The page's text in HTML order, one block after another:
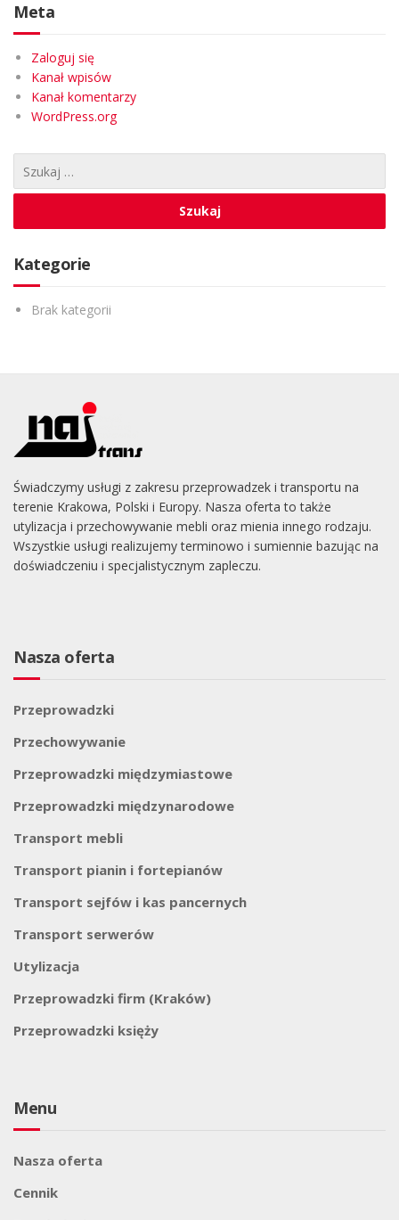
Meta
Zaloguj się
Kanał wpisów
Kanał komentarzy
WordPress.org
Kategorie
Brak kategorii
Świadczymy usługi z zakresu przeprowadzek i transportu na
terenie Krakowa, Polski i Europy. Nasza oferta to także
utylizacja i przechowywanie mebli oraz mienia innego rodzaju.
Wszystkie usługi realizujemy terminowo i sumiennie bazując na
doświadczeniu i specjalistycznym zapleczu.
Nasza oferta
Przeprowadzki
Przechowywanie
Przeprowadzki międzymiastowe
Przeprowadzki międzynarodowe
Transport mebli
Transport pianin i fortepianów
Transport sejfów i kas pancernych
Transport serwerów
Utylizacja
Przeprowadzki firm (Kraków)
Przeprowadzki księży
Menu
Nasza oferta
Cennik